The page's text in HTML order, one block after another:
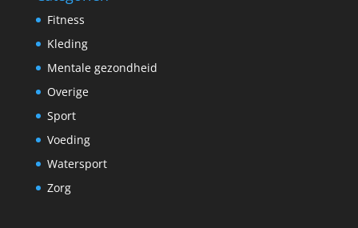
Fitness
Kleding
Mentale gezondheid
Overige
Sport
Voeding
Watersport
Zorg